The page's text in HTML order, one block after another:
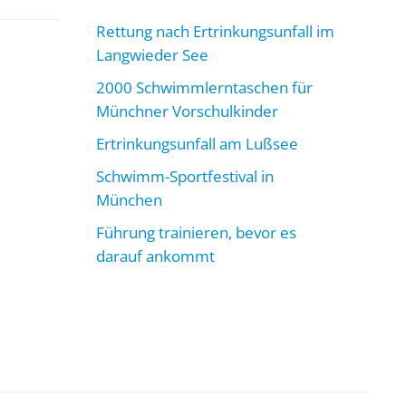
Rettung nach Ertrinkungsunfall im
Langwieder See
2000 Schwimmlerntaschen für
Münchner Vorschulkinder
Ertrinkungsunfall am Lußsee
Schwimm-Sportfestival in
München
Führung trainieren, bevor es
darauf ankommt